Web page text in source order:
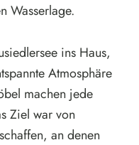
Wasserlage.
ins Haus,
Atmosphäre
machen jede
Ziel war von
an denen